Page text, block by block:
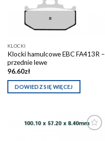
KLOCKI
Klocki hamulcowe EBC FA413R –
przednie lewe
96.60zł
DOWIEDZ SIĘ WIĘCEJ